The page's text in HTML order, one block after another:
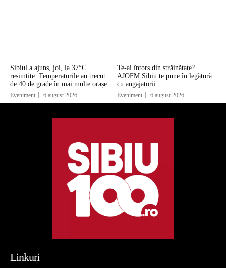
Sibiul a ajuns, joi, la 37°C
resimțite. Temperaturile au trecut
de 40 de grade în mai multe orașe
Eveniment 6 august 2026
Te-ai întors din străinătate?
AJOFM Sibiu te pune în legătură
cu angajatorii
Eveniment 6 august 2026
Linkuri